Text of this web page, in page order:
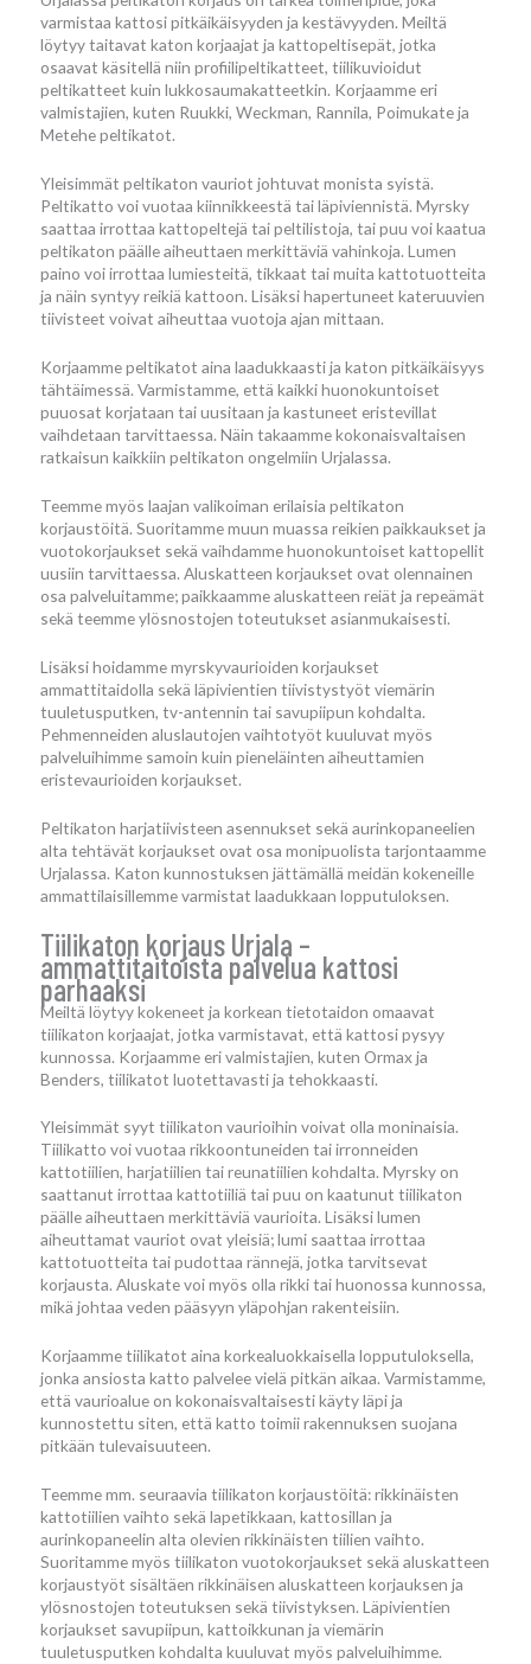
varmistaa kattosi pitkäikäisyyden ja kestävyyden. Meiltä
löytyy taitavat katon korjaajat ja kattopeltisepät, jotka
osaavat käsitellä niin profiilipeltikatteet, tiilikuvioidut
peltikatteet kuin lukkosaumakatteetkin. Korjaamme eri
valmistajien, kuten Ruukki, Weckman, Rannila, Poimukate ja
Metehe peltikatot.
Yleisimmät peltikaton vauriot johtuvat monista syistä.
Peltikatto voi vuotaa kiinnikkeestä tai läpiviennistä. Myrsky
saattaa irrottaa kattopeltejä tai peltilistoja, tai puu voi kaatua
peltikaton päälle aiheuttaen merkittäviä vahinkoja. Lumen
paino voi irrottaa lumiesteitä, tikkaat tai muita kattotuotteita
ja näin syntyy reikiä kattoon. Lisäksi hapertuneet kateruuvien
tiivisteet voivat aiheuttaa vuotoja ajan mittaan.
Korjaamme peltikatot aina laadukkaasti ja katon pitkäikäisyys
tähtäimessä. Varmistamme, että kaikki huonokuntoiset
puuosat korjataan tai uusitaan ja kastuneet eristevillat
vaihdetaan tarvittaessa. Näin takaamme kokonaisvaltaisen
ratkaisun kaikkiin peltikaton ongelmiin Urjalassa.
Teemme myös laajan valikoiman erilaisia peltikaton
korjaustöitä. Suoritamme muun muassa reikien paikkaukset ja
vuotokorjaukset sekä vaihdamme huonokuntoiset kattopellit
uusiin tarvittaessa. Aluskatteen korjaukset ovat olennainen
osa palveluitamme; paikkaamme aluskatteen reiät ja repeämät
sekä teemme ylösnostojen toteutukset asianmukaisesti.
Lisäksi hoidamme myrskyvaurioiden korjaukset
ammattitaidolla sekä läpivientien tiivistystyöt viemärin
tuuletusputken, tv-antennin tai savupiipun kohdalta.
Pehmenneiden aluslautojen vaihtotyöt kuuluvat myös
palveluihimme samoin kuin pieneläinten aiheuttamien
eristevaurioiden korjaukset.
Peltikaton harjatiivisteen asennukset sekä aurinkopaneelien
alta tehtävät korjaukset ovat osa monipuolista tarjontaamme
Urjalassa. Katon kunnostuksen jättämällä meidän kokeneille
ammattilaisillemme varmistat laadukkaan lopputuloksen.
Tiilikaton korjaus Urjala –
ammattitaitoista palvelua kattosi
parhaaksi
Meiltä löytyy kokeneet ja korkean tietotaidon omaavat
tiilikaton korjaajat, jotka varmistavat, että kattosi pysyy
kunnossa. Korjaamme eri valmistajien, kuten Ormax ja
Benders, tiilikatot luotettavasti ja tehokkaasti.
Yleisimmät syyt tiilikaton vaurioihin voivat olla moninaisia.
Tiilikatto voi vuotaa rikkoontuneiden tai irronneiden
kattotiilien, harjatiilien tai reunatiilien kohdalta. Myrsky on
saattanut irrottaa kattotiiliä tai puu on kaatunut tiilikaton
päälle aiheuttaen merkittäviä vaurioita. Lisäksi lumen
aiheuttamat vauriot ovat yleisiä; lumi saattaa irrottaa
kattotuotteita tai pudottaa rännejä, jotka tarvitsevat
korjausta. Aluskate voi myös olla rikki tai huonossa kunnossa,
mikä johtaa veden pääsyyn yläpohjan rakenteisiin.
Korjaamme tiilikatot aina korkealuokkaisella lopputuloksella,
jonka ansiosta katto palvelee vielä pitkän aikaa. Varmistamme,
että vaurioalue on kokonaisvaltaisesti käyty läpi ja
kunnostettu siten, että katto toimii rakennuksen suojana
pitkään tulevaisuuteen.
Teemme mm. seuraavia tiilikaton korjaustöitä: rikkinäisten
kattotiilien vaihto sekä lapetikkaan, kattosillan ja
aurinkopaneelin alta olevien rikkinäisten tiilien vaihto.
Suoritamme myös tiilikaton vuotokorjaukset sekä aluskatteen
korjaustyöt sisältäen rikkinäisen aluskatteen korjauksen ja
ylösnostojen toteutuksen sekä tiivistyksen. Läpivientien
korjaukset savupiipun, kattoikkunan ja viemärin
tuuletusputken kohdalta kuuluvat myös palveluihimme.